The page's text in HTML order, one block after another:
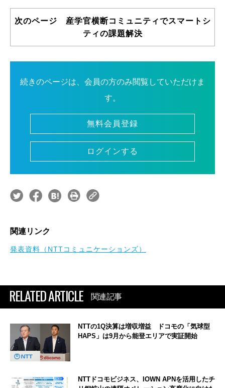
次のページ 産学官横断コミュニティでスマートシ
ティの課題解決
続きのページは、会員の方のみ閲覧していただけま
す。
無料会員登録
ログインする
関連リンク
発表資料（NTTコミュニケーションズ）
RELATED ARTICLE 関連記事
NTTの1Q決算は増収増益 ドコモの「気球型
HAPS」は9月から能登エリアで実証開始
NTTドコモビジネス、IOWN APNを活用したチ